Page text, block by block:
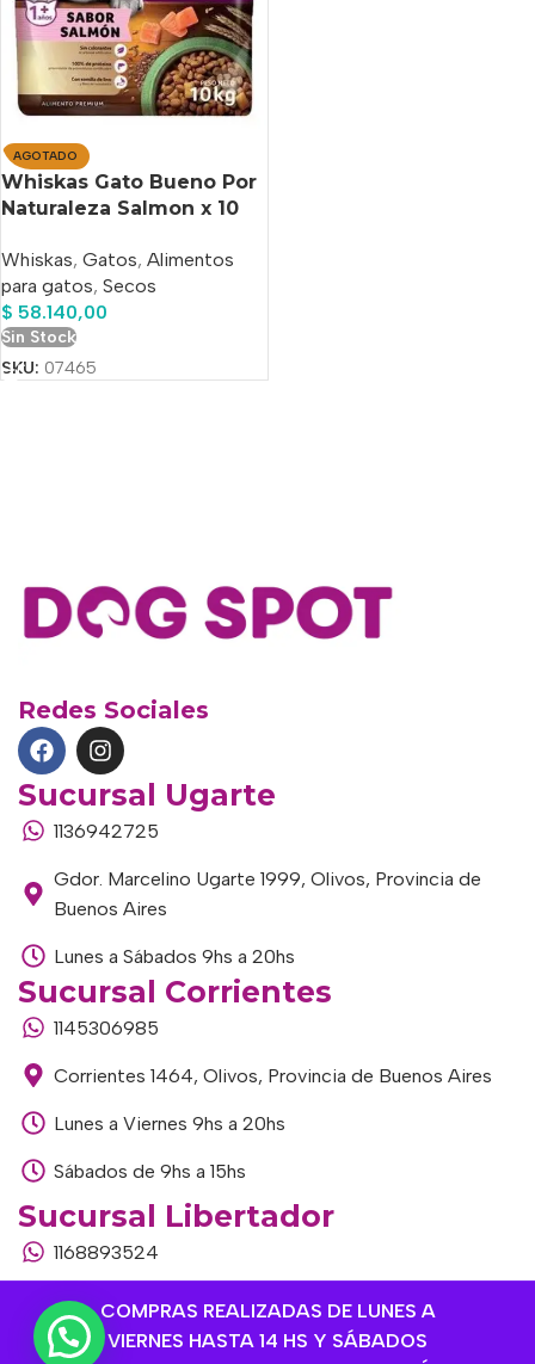
COMPRAS REALIZADAS DE LUNES A
VIERNES HASTA 14 HS Y SÁBADOS
AGOTADO
Whiskas Gato Bueno Por
Naturaleza Salmon x 10
Whiskas, Gatos, Alimentos
para gatos, Secos
$ 58.140,00
Sin Stock
SKU: 07465
Redes Sociales
Sucursal Ugarte
1136942725
Gdor. Marcelino Ugarte 1999, Olivos, Provincia de
Buenos Aires
Lunes a Sábados 9hs a 20hs
Sucursal Corrientes
1145306985
Corrientes 1464, Olivos, Provincia de Buenos Aires
Lunes a Viernes 9hs a 20hs
Sábados de 9hs a 15hs
Sucursal Libertador
1168893524
Av. del Libertador 1915, Vte. López, Provincia de
Buenos Aires